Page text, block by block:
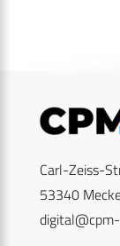
Carl-Zeiss-
53340